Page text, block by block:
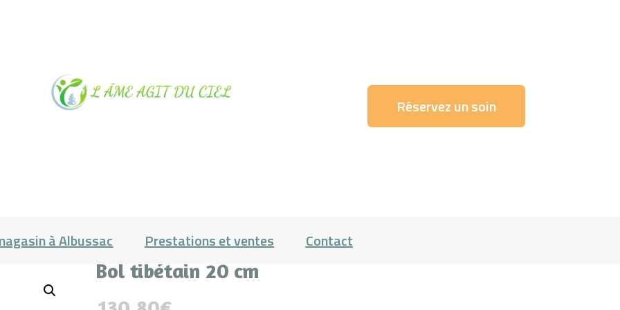
Réservez un soin
à Albussac Prestations et ventes Contact
NOTRE
PRESTATIONS
ET VENTES
Bol tibétain 20 cm